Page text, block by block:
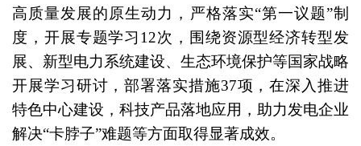
高质量发展的原生动力，严格落实“第一议题”制
度，开展专题学习12次，围绕资源型经济转型发
展、新型电力系统建设、生态环境保护等国家战略
开展学习研讨，部署落实措施37项，在深入推进
特色中心建设，科技产品落地应用，助力发电企业
解决“卡脖子”难题等方面取得显著成效。